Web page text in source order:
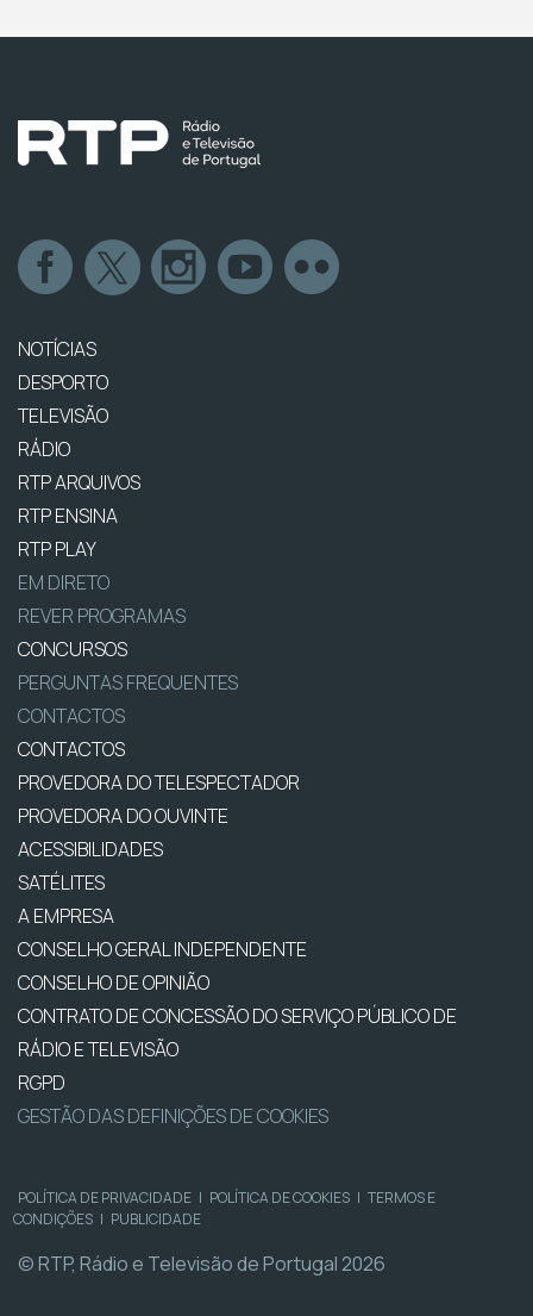
NOTÍCIAS
DESPORTO
TELEVISÃO
RÁDIO
RTP ARQUIVOS
RTP ENSINA
RTP PLAY
EM DIRETO
REVER PROGRAMAS
CONCURSOS
PERGUNTAS FREQUENTES
CONTACTOS
CONTACTOS
PROVEDORA DO TELESPECTADOR
PROVEDORA DO OUVINTE
ACESSIBILIDADES
SATÉLITES
A EMPRESA
CONSELHO GERAL INDEPENDENTE
CONSELHO DE OPINIÃO
CONTRATO DE CONCESSÃO DO SERVIÇO PÚBLICO DE
RÁDIO E TELEVISÃO
RGPD
GESTÃO DAS DEFINIÇÕES DE COOKIES
POLÍTICA DE PRIVACIDADE | POLÍTICA DE COOKIES | TERMOS E
CONDIÇÕES | PUBLICIDADE
© RTP, Rádio e Televisão de Portugal 2026